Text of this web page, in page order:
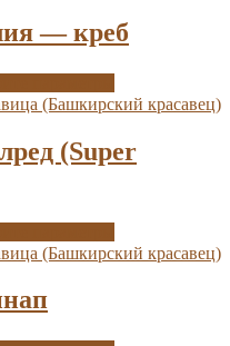
— креб
(Super